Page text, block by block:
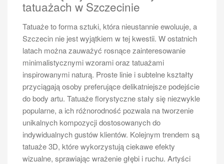
tatuażach w Szczecinie
Tatuaże to forma sztuki, która nieustannie ewoluuje, a
Szczecin nie jest wyjątkiem w tej kwestii. W ostatnich
latach można zauważyć rosnące zainteresowanie
minimalistycznymi wzorami oraz tatuażami
inspirowanymi naturą. Proste linie i subtelne kształty
przyciągają osoby preferujące delikatniejsze podejście
do body artu. Tatuaże florystyczne stały się niezwykle
popularne, a ich różnorodność pozwala na tworzenie
unikalnych kompozycji dostosowanych do
indywidualnych gustów klientów. Kolejnym trendem są
tatuaże 3D, które wykorzystują ciekawe efekty
wizualne, sprawiając wrażenie głębi i ruchu. Artyści